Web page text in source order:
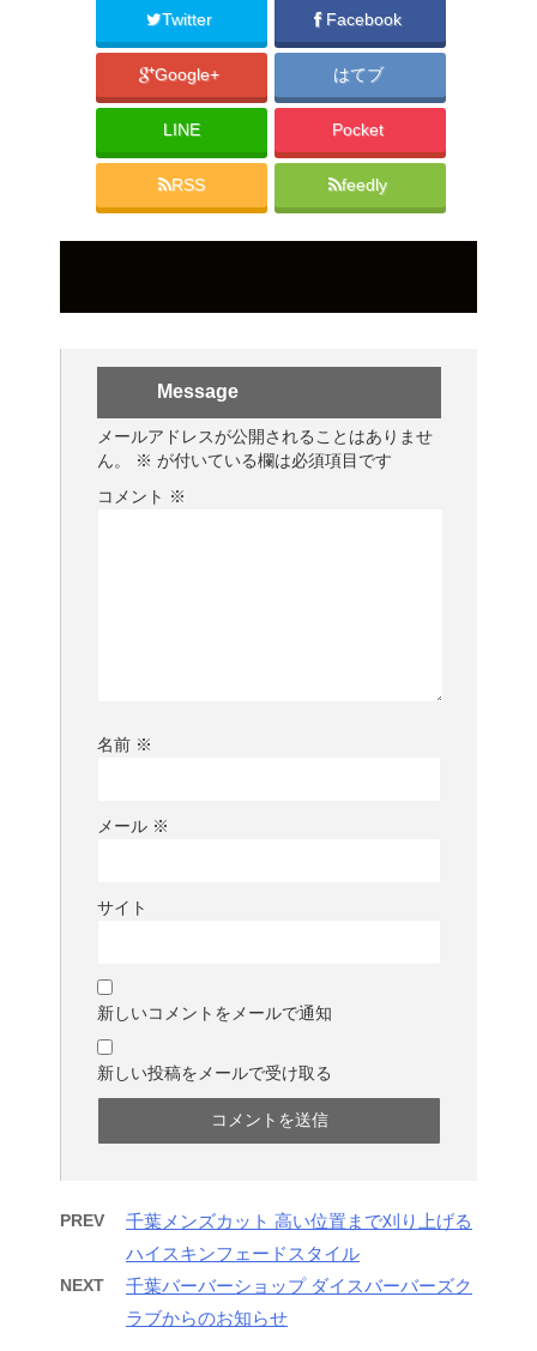
Twitter Facebook
Google+ はてブ
LINE Pocket
RSS feedly
Message
メールアドレスが公開されることはありませ
ん。
※ が付いている欄は必須項目です
コメント ※
名前 ※
メール ※
サイト
新しいコメントをメールで通知
新しい投稿をメールで受け取る
PREV
千葉メンズカット 高い位置まで刈り上げる
ハイスキンフェードスタイル
NEXT
千葉バーバーショップ ダイスバーバーズク
ラブからのお知らせ